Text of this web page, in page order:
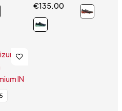
€135.00